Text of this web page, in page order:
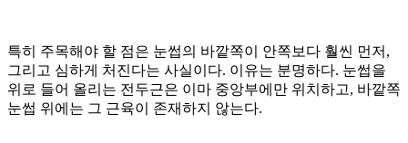
특히 주목해야 할 점은 눈썹의 바깥쪽이 안쪽보다 훨씬 먼저,
그리고 심하게 처진다는 사실이다. 이유는 분명하다. 눈썹을
위로 들어 올리는 전두근은 이마 중앙부에만 위치하고, 바깥쪽
눈썹 위에는 그 근육이 존재하지 않는다.